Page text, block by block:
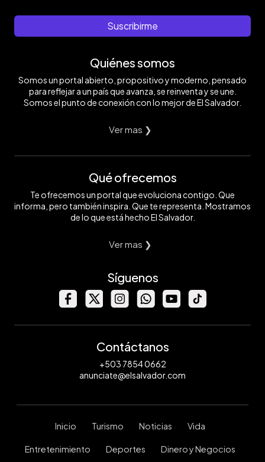
Suscribirme
Quiénes somos
Somos un portal abierto, propositivo y moderno, pensado
para reflejar a un país que avanza, se reinventa y se une.
Somos el punto de conexión con lo mejor de El Salvador.
Ver mas ❯
Qué ofrecemos
Te ofrecemos un portal que evoluciona contigo. Que
informa, pero también inspira. Que te representa. Mostramos
de lo que está hecho El Salvador.
Ver mas ❯
Síguenos
Contáctanos
+503 7854 0662
anunciate@elsalvador.com
Inicio Turismo Noticias Vida
Entretenimiento Deportes Dinero y Negocios